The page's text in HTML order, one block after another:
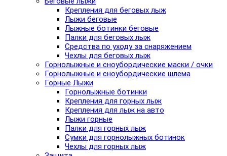
Крепления для беговых лыж
Лыжи беговые
Лыжные ботинки беговые
Палки для беговых лыж
Средства по уходу за снаряжением
Чехлы для беговых лыж
Горнолыжные и сноубордические маски / очки
Горнолыжные и сноубордические шлема
Горные Лыжи
Горнолыжные ботинки
Крепления для горных лыж
Крепления для лыж на авто
Лыжи горные
Палки для горных лыж
Сумки для горнолыжных ботинок
Чехлы для горных лыж